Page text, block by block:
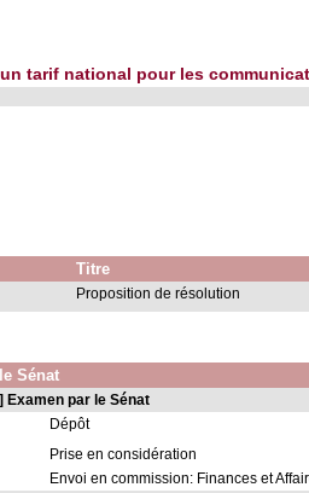
tarif national pour les
Titre
Proposition de résolution
Sénat
Examen par le Sénat
Dépôt
Prise en considération
Envoi en commission: Finances et